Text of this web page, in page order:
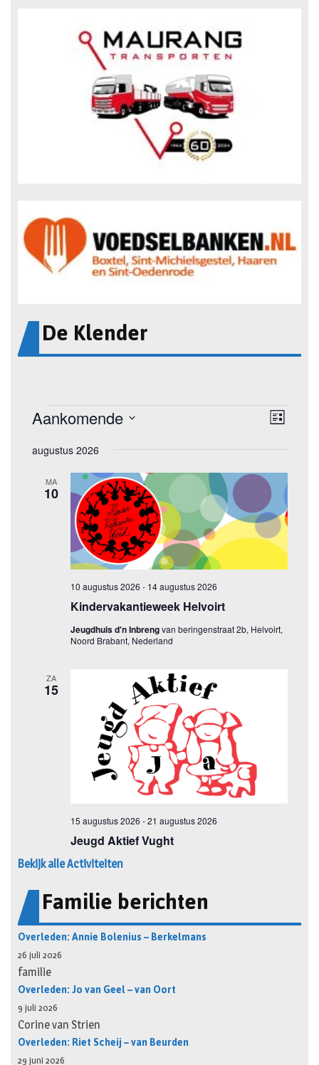
De Klender
Bekijk alle Activiteiten
Familie berichten
Overleden: Annie Bolenius – Berkelmans
26 juli 2026
familie
Overleden: Jo van Geel – van Oort
9 juli 2026
Corine van Strien
Overleden: Riet Scheij – van Beurden
29 juni 2026